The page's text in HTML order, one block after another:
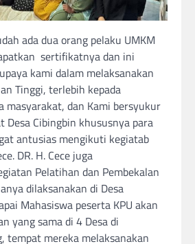
ada dua orang pelaku UMKM
sertifikatnya dan ini
kami dalam melaksanakan
Tinggi, terlebih kepada
masyarakat, dan Kami bersyukur
Desa Cibingbin khususnya para
antusias mengikuti kegiatab
DR. H. Cece juga
Pelatihan dan Pembekalan
dilaksanakan di Desa
Mahasiswa peserta KPU akan
yang sama di 4 Desa di
tempat mereka melaksanakan